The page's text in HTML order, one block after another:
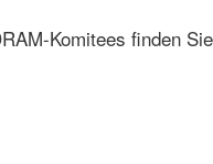
Komitees finden